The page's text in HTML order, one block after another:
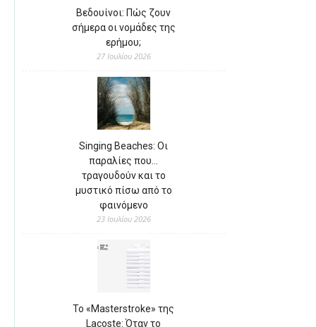
Βεδουίνοι: Πώς ζουν
σήμερα οι νομάδες της
ερήμου;
27 Ιουλίου 2026
Singing Beaches: Οι
παραλίες που…
τραγουδούν και το
μυστικό πίσω από το
φαινόμενο
23 Ιουλίου 2026
Το «Masterstroke» της
Lacoste: Όταν το